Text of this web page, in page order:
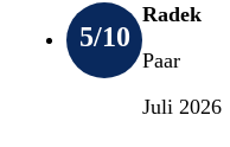
5/10
Radek
Paar
Juli 2026